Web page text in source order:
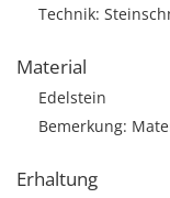
Technik:
Material
Edelstein
Bemerkung:
Erhaltung